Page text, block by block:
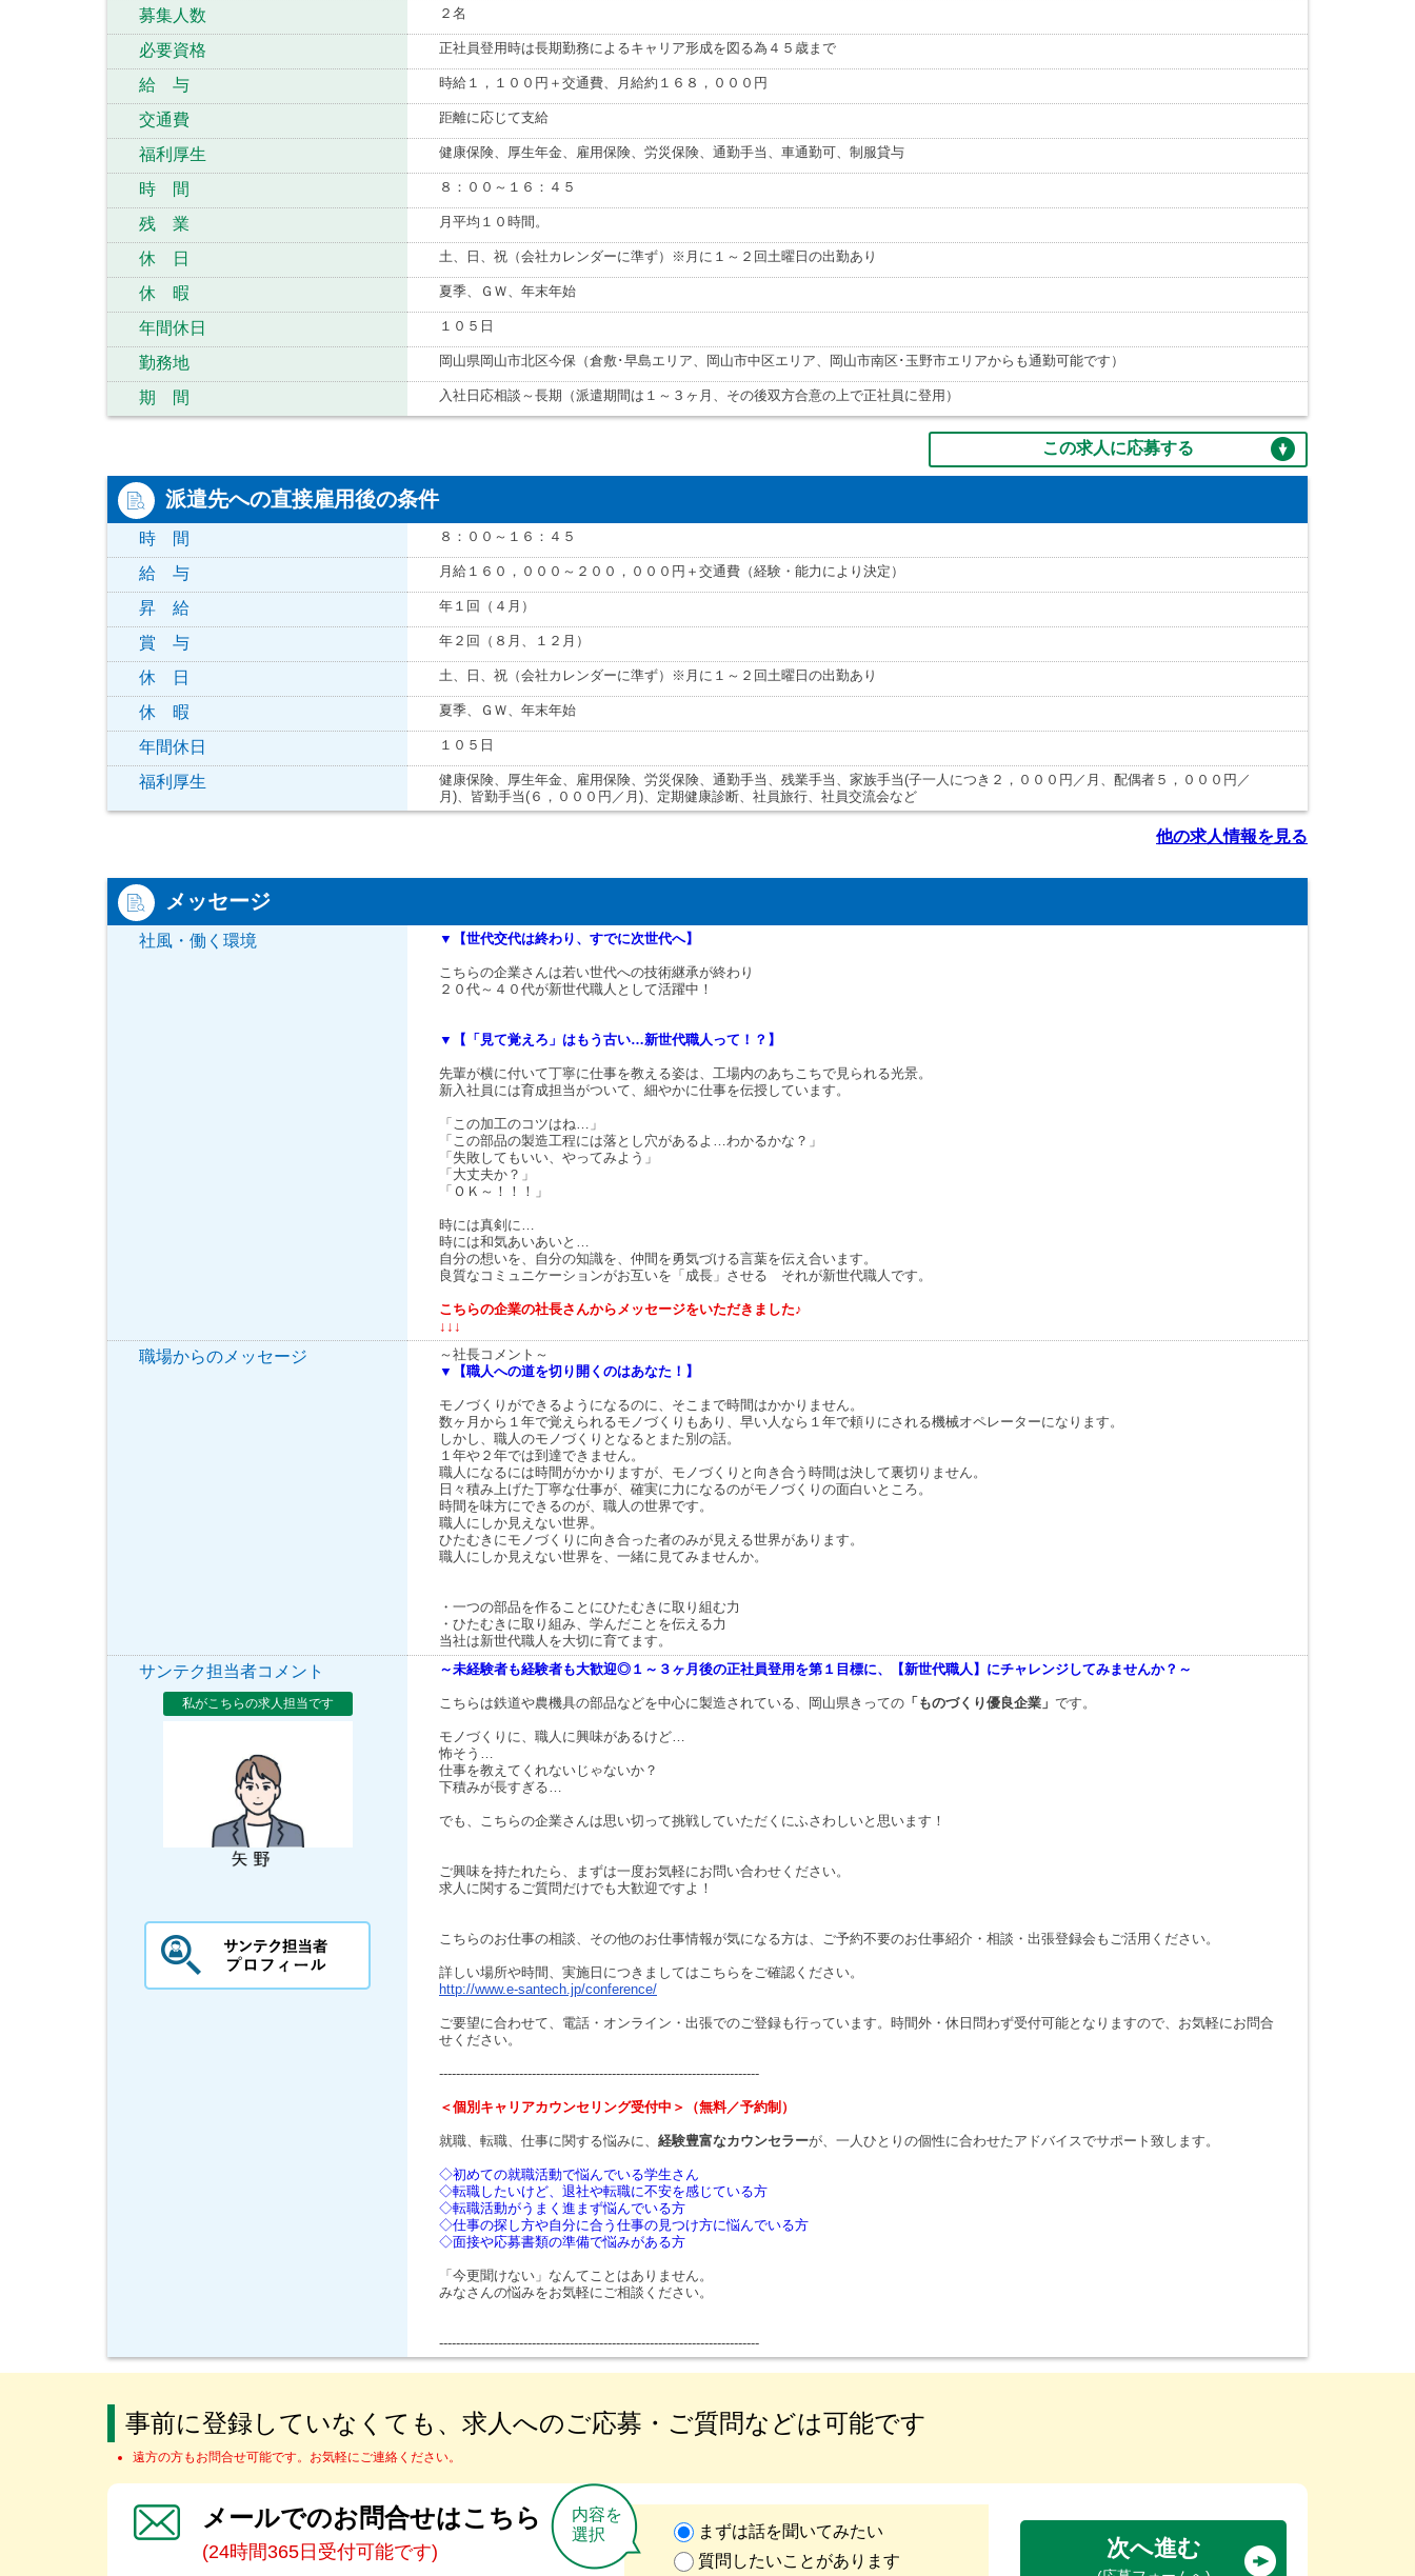
募集人数 ２名
必要資格 正社員登用時は長期勤務によるキャリア形成を図る為４５歳まで
給 与 時給１，１００円＋交通費、月給約１６８，０００円
交通費 距離に応じて支給
福利厚生 健康保険、厚生年金、雇用保険、労災保険、通勤手当、車通勤可、制服貸与
時 間 ８：００～１６：４５
残 業 月平均１０時間。
休 日 土、日、祝（会社カレンダーに準ず）※月に１～２回土曜日の出勤あり
休 暇 夏季、ＧＷ、年末年始
年間休日 １０５日
勤務地 岡山県岡山市北区今保（倉敷･早島エリア、岡山市中区エリア、岡山市南区･玉野市エリアからも通勤可能です）
期 間 入社日応相談～長期（派遣期間は１～３ヶ月、その後双方合意の上で正社員に登用）
この求人に応募する
派遣先への直接雇用後の条件
時 間 ８：００～１６：４５
給 与 月給１６０，０００～２００，０００円＋交通費（経験・能力により決定）
昇 給 年１回（４月）
賞 与 年２回（８月、１２月）
休 日 土、日、祝（会社カレンダーに準ず）※月に１～２回土曜日の出勤あり
休 暇 夏季、ＧＷ、年末年始
年間休日 １０５日
福利厚生
健康保険、厚生年金、雇用保険、労災保険、通勤手当、残業手当、家族手当(子一人につき２，０００円／月、配偶者５，０００円／
月)、皆勤手当(６，０００円／月)、定期健康診断、社員旅行、社員交流会など
他の求人情報を見る
メッセージ
社風・働く環境 ▼【世代交代は終わり、すでに次世代へ】
こちらの企業さんは若い世代への技術継承が終わり
２０代～４０代が新世代職人として活躍中！
▼【「見て覚えろ」はもう古い…新世代職人って！？】
先輩が横に付いて丁寧に仕事を教える姿は、工場内のあちこちで見られる光景。
新入社員には育成担当がついて、細やかに仕事を伝授しています。
「この加工のコツはね…」
「この部品の製造工程には落とし穴があるよ…わかるかな？」
「失敗してもいい、やってみよう」
「大丈夫か？」
「ＯＫ～！！！」
時には真剣に…
時には和気あいあいと…
自分の想いを、自分の知識を、仲間を勇気づける言葉を伝え合います。
良質なコミュニケーションがお互いを「成長」させる それが新世代職人です。
こちらの企業の社長さんからメッセージをいただきました♪
↓↓↓
職場からのメッセージ
～社長コメント～
▼【職人への道を切り開くのはあなた！】
モノづくりができるようになるのに、そこまで時間はかかりません。
数ヶ月から１年で覚えられるモノづくりもあり、早い人なら１年で頼りにされる機械オペレーターになります。
しかし、職人のモノづくりとなるとまた別の話。
１年や２年では到達できません。
職人になるには時間がかかりますが、モノづくりと向き合う時間は決して裏切りません。
日々積み上げた丁寧な仕事が、確実に力になるのがモノづくりの面白いところ。
時間を味方にできるのが、職人の世界です。
職人にしか見えない世界。
ひたむきにモノづくりに向き合った者のみが見える世界があります。
職人にしか見えない世界を、一緒に見てみませんか。
・一つの部品を作ることにひたむきに取り組む力
・ひたむきに取り組み、学んだことを伝える力
当社は新世代職人を大切に育てます。
サンテク担当者コメント
私がこちらの求人担当です
～未経験者も経験者も大歓迎◎１～３ヶ月後の正社員登用を第１目標に、【新世代職人】にチャレンジしてみませんか？～
こちらは鉄道や農機具の部品などを中心に製造されている、岡山県きっての 「ものづくり優良企業」 です。
モノづくりに、職人に興味があるけど…
怖そう…
仕事を教えてくれないじゃないか？
下積みが長すぎる…
でも、こちらの企業さんは思い切って挑戦していただくにふさわしいと思います！
ご興味を持たれたら、まずは一度お気軽にお問い合わせください。
求人に関するご質問だけでも大歓迎ですよ！
こちらのお仕事の相談、その他のお仕事情報が気になる方は、ご予約不要のお仕事紹介・相談・出張登録会もご活用ください。
詳しい場所や時間、実施日につきましてはこちらをご確認ください。
http://www.e-santech.jp/conference/
ご要望に合わせて、電話・オンライン・出張でのご登録も行っています。時間外・休日問わず受付可能となりますので、お気軽にお問合
せください。
----------------------------------------------------------------------------
＜個別キャリアカウンセリング受付中＞（無料／予約制）
就職、転職、仕事に関する悩みに、 経験豊富なカウンセラーが、一人ひとりの個性に合わせたアドバイスでサポート致します。
◇初めての就職活動で悩んでいる学生さん
◇転職したいけど、退社や転職に不安を感じている方
◇転職活動がうまく進まず悩んでいる方
◇仕事の探し方や自分に合う仕事の見つけ方に悩んでいる方
◇面接や応募書類の準備で悩みがある方
「今更聞けない」なんてことはありません。
みなさんの悩みをお気軽にご相談ください。
----------------------------------------------------------------------------
事前に登録していなくても、求人へのご応募・ご質問などは可能です
遠方の方もお問合せ可能です。お気軽にご連絡ください。
メールでのお問合せはこちら
(24時間365日受付可能です)
内容を
選択
まずは話を聞いてみたい
質問したいことがあります
次へ進む